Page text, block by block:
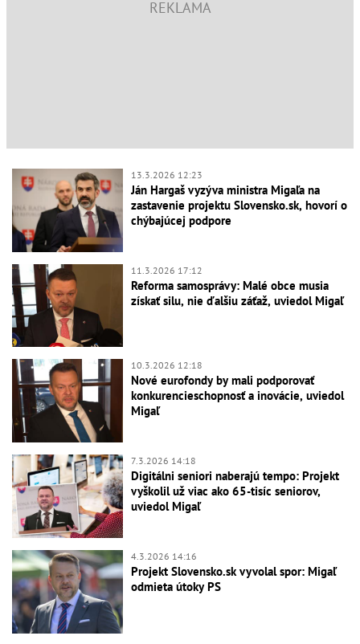
13.3.2026 12:23
Ján Hargaš vyzýva ministra Migaľa na
zastavenie projektu Slovensko.sk, hovorí o
chýbajúcej podpore
11.3.2026 17:12
Reforma samosprávy: Malé obce musia
získať silu, nie ďalšiu záťaž, uviedol Migaľ
10.3.2026 12:18
Nové eurofondy by mali podporovať
konkurencieschopnosť a inovácie, uviedol
Migaľ
7.3.2026 14:18
Digitálni seniori naberajú tempo: Projekt
vyškolil už viac ako 65-tisíc seniorov,
uviedol Migaľ
4.3.2026 14:16
Projekt Slovensko.sk vyvolal spor: Migaľ
odmieta útoky PS